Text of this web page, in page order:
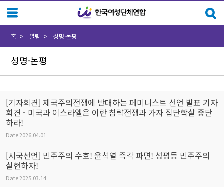
성명·논평
홈 알림 성명·논평
[기자회견] 제국주의전쟁에 반대하는 페미니스트 선언 발표 기자
회견 - 미국과 이스라엘은 이란 침략전쟁과 가자 집단학살 중단
하라!
Date2026.04.01
[시국선언] 민주주의 수호! 윤석열 즉각 파면! 성평등 민주주의
실현하자!
Date2025.03.14